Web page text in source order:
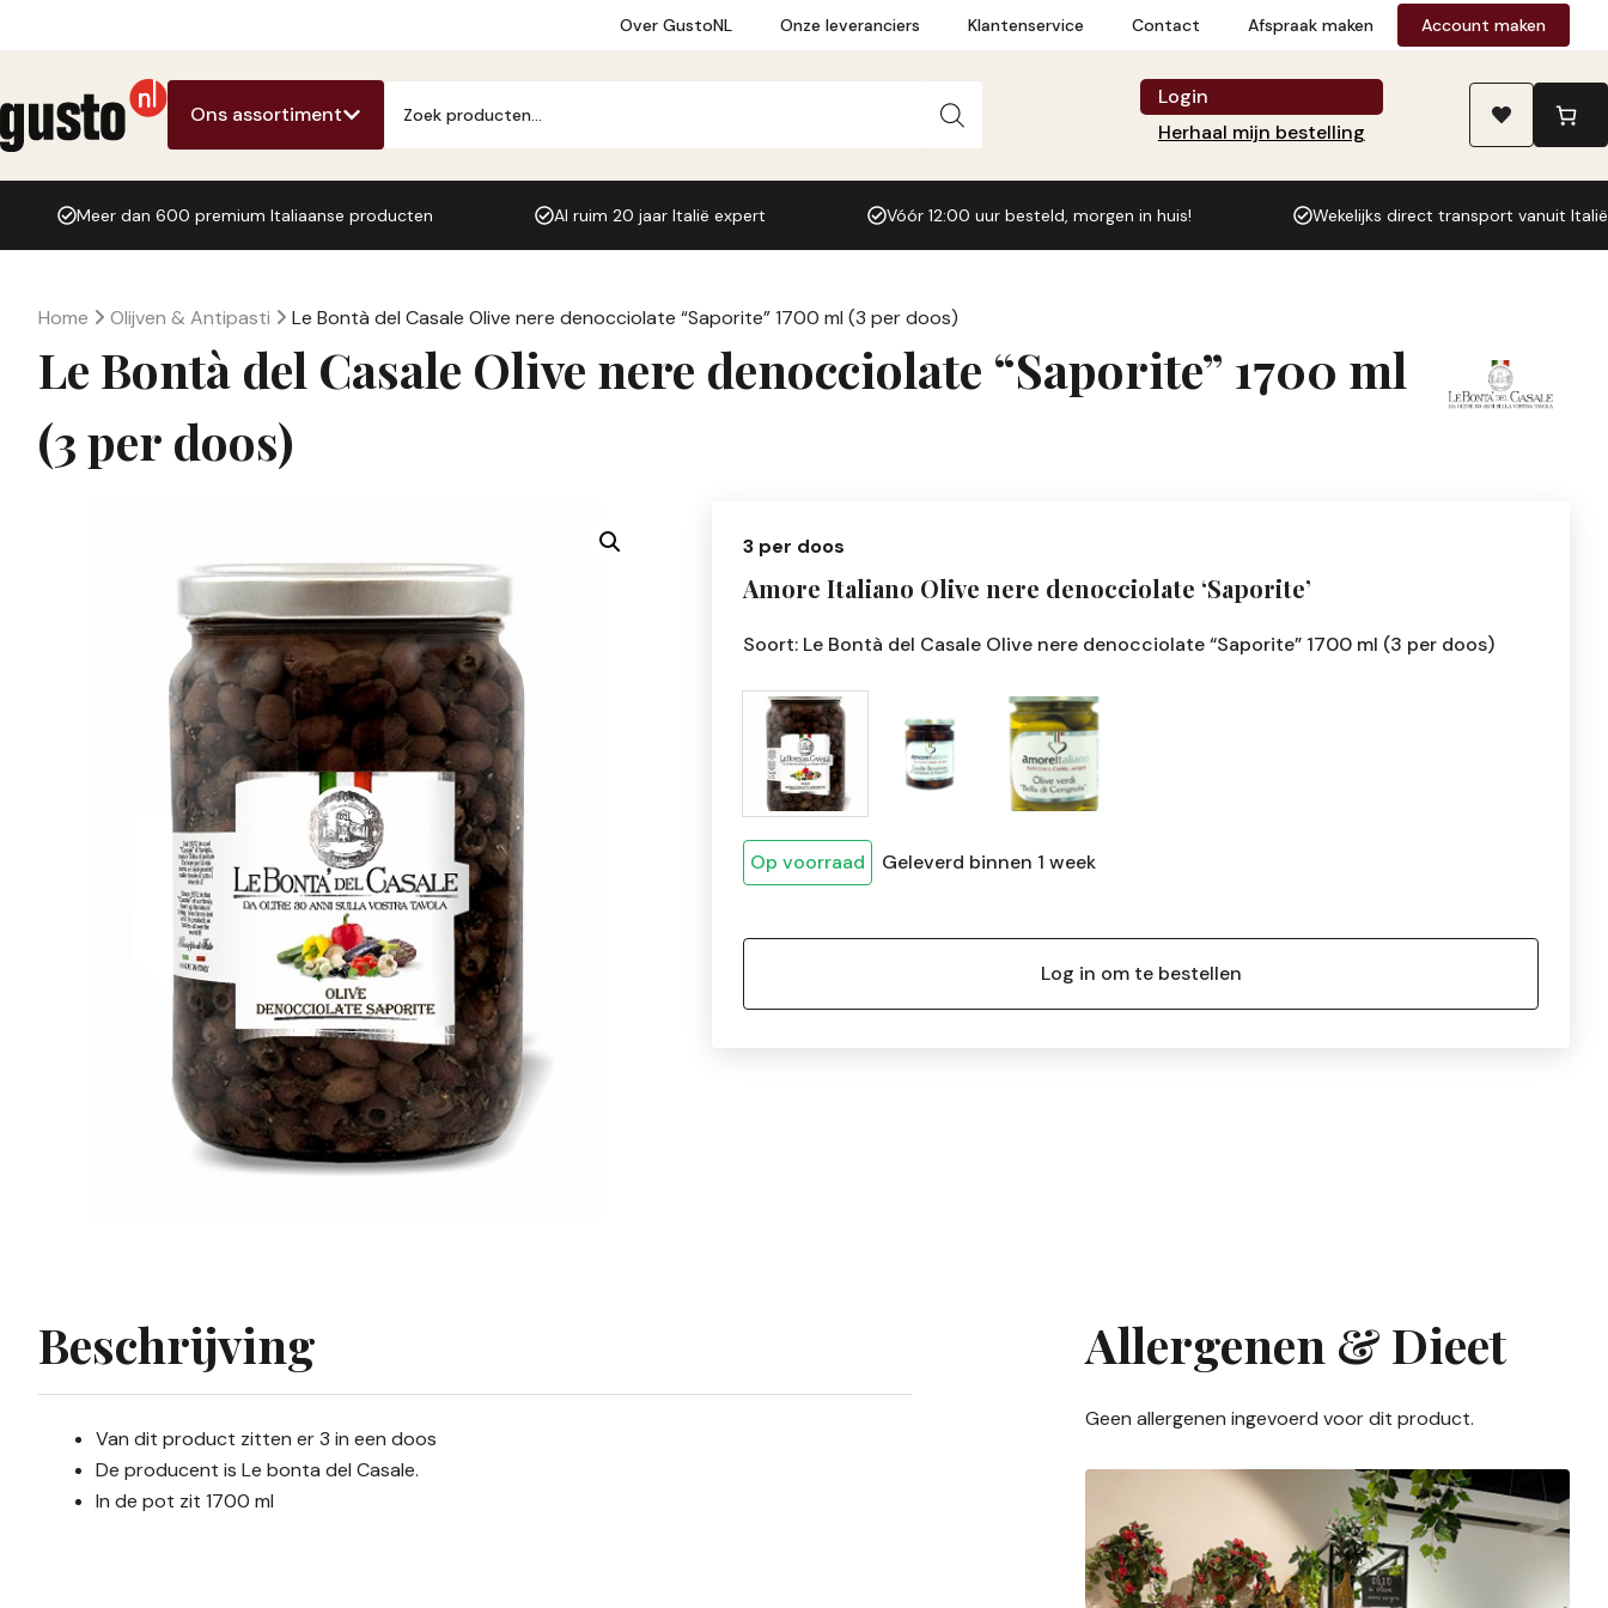
naar
inhoud
Over GustoNL Onze leveranciers Klantenservice Contact Afspraak maken Account maken
Ons assortiment
Producten
zoeken
Login
Herhaal mijn bestelling
Meer dan 600 premium Italiaanse producten Al ruim 20 jaar Italië expert Vóór 12:00 uur besteld, morgen in huis! Wekelijks direct transport vanuit Italië
Home Olijven & Antipasti Le Bontà del Casale Olive nere denocciolate “Saporite” 1700 ml (3 per doos)
Le Bontà del Casale Olive nere denocciolate “Saporite” 1700 ml
(3 per doos)
3 per doos
Amore Italiano Olive nere denocciolate ‘Saporite’
Soort: Le Bontà del Casale Olive nere denocciolate “Saporite” 1700 ml (3 per doos)
Op voorraad Geleverd binnen 1 week
Log in om te bestellen
Beschrijving
Van dit product zitten er 3 in een doos
De producent is Le bonta del Casale.
In de pot zit 1700 ml
Allergenen & Dieet
Geen allergenen ingevoerd voor dit product.
Casale
denocciolate
"Saporite"
1700
aantal